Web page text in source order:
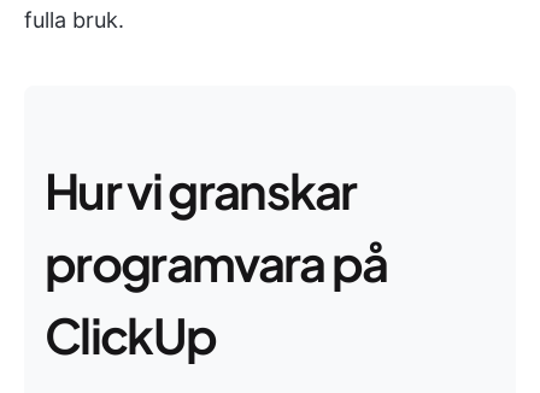
fulla bruk.
Hur vi granskar
programvara på
ClickUp